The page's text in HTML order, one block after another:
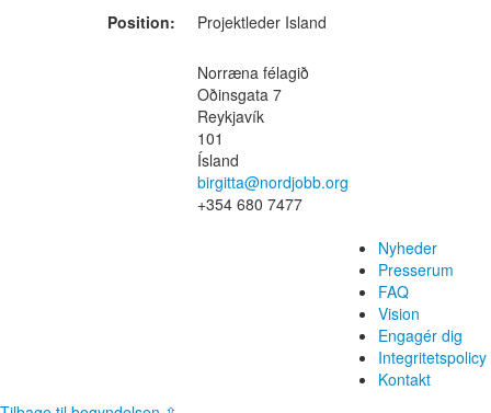
Position: Projektleder Island
Norræna félagið
Oðinsgata 7
Reykjavík
101
Ísland
birgitta@nordjobb.org
+354 680 7477
Nyheder
Presserum
FAQ
Vision
Engagér dig
Integritetspolicy
Kontakt